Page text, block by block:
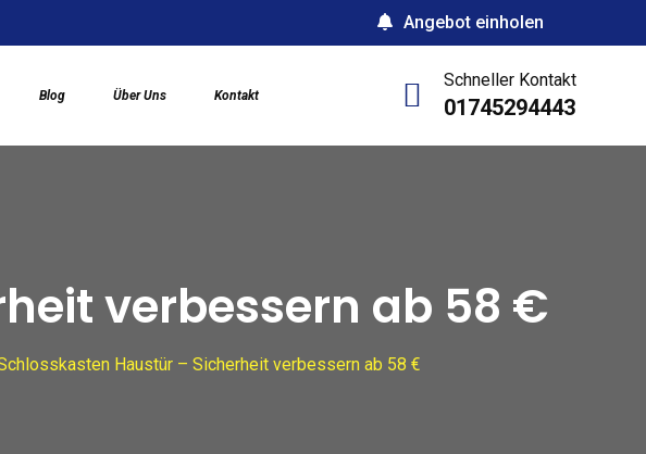
Angebot einholen
Blog Über Uns Kontakt
Schneller Kontakt
01745294443
verbessern ab 58 €
Haustür – Sicherheit verbessern ab 58 €